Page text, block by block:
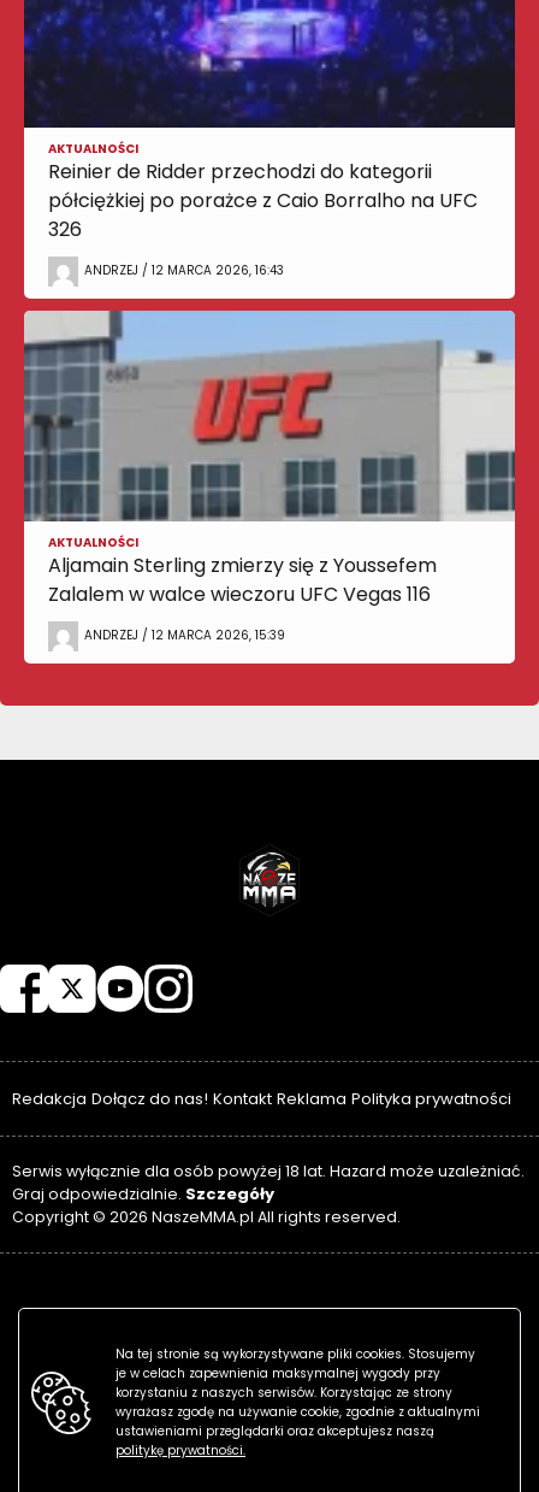
AKTUALNOŚCI
Reinier de Ridder przechodzi do kategorii
półciężkiej po porażce z Caio Borralho na UFC
326
ANDRZEJ / 12 MARCA 2026, 16:43
AKTUALNOŚCI
Aljamain Sterling zmierzy się z Youssefem
Zalalem w walce wieczoru UFC Vegas 116
ANDRZEJ / 12 MARCA 2026, 15:39
Redakcja Dołącz do nas! Kontakt Reklama Polityka prywatności
Serwis wyłącznie dla osób powyżej 18 lat. Hazard może uzależniać.
Graj odpowiedzialnie. Szczegóły
Copyright © 2026 NaszeMMA.pl All rights reserved.
Na tej stronie są wykorzystywane pliki cookies. Stosujemy
je w celach zapewnienia maksymalnej wygody przy
korzystaniu z naszych serwisów. Korzystając ze strony
wyrażasz zgodę na używanie cookie, zgodnie z aktualnymi
ustawieniami przeglądarki oraz akceptujesz naszą
politykę prywatności.